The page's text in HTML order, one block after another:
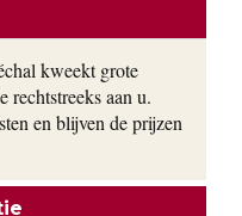
kweekt grote
rechtstreeks aan u.
en blijven de prijzen